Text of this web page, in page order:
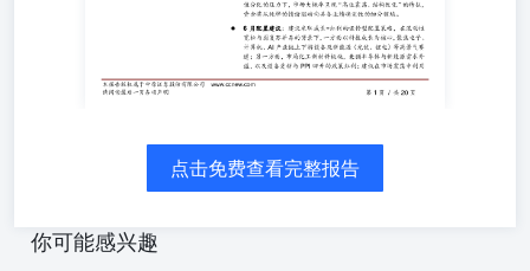
道；另一方面，布局化工新材料板块，兼顾半导体与新能
力、煤炭、公用事业等高股息红利资产为辅，以对冲成长
件冲击市场流动性。 内容目录 1.市场回顾
顾
据
投资、消费、净出口
件
全球市场走势（%）
点击免费查看完整报告
你可能感兴趣